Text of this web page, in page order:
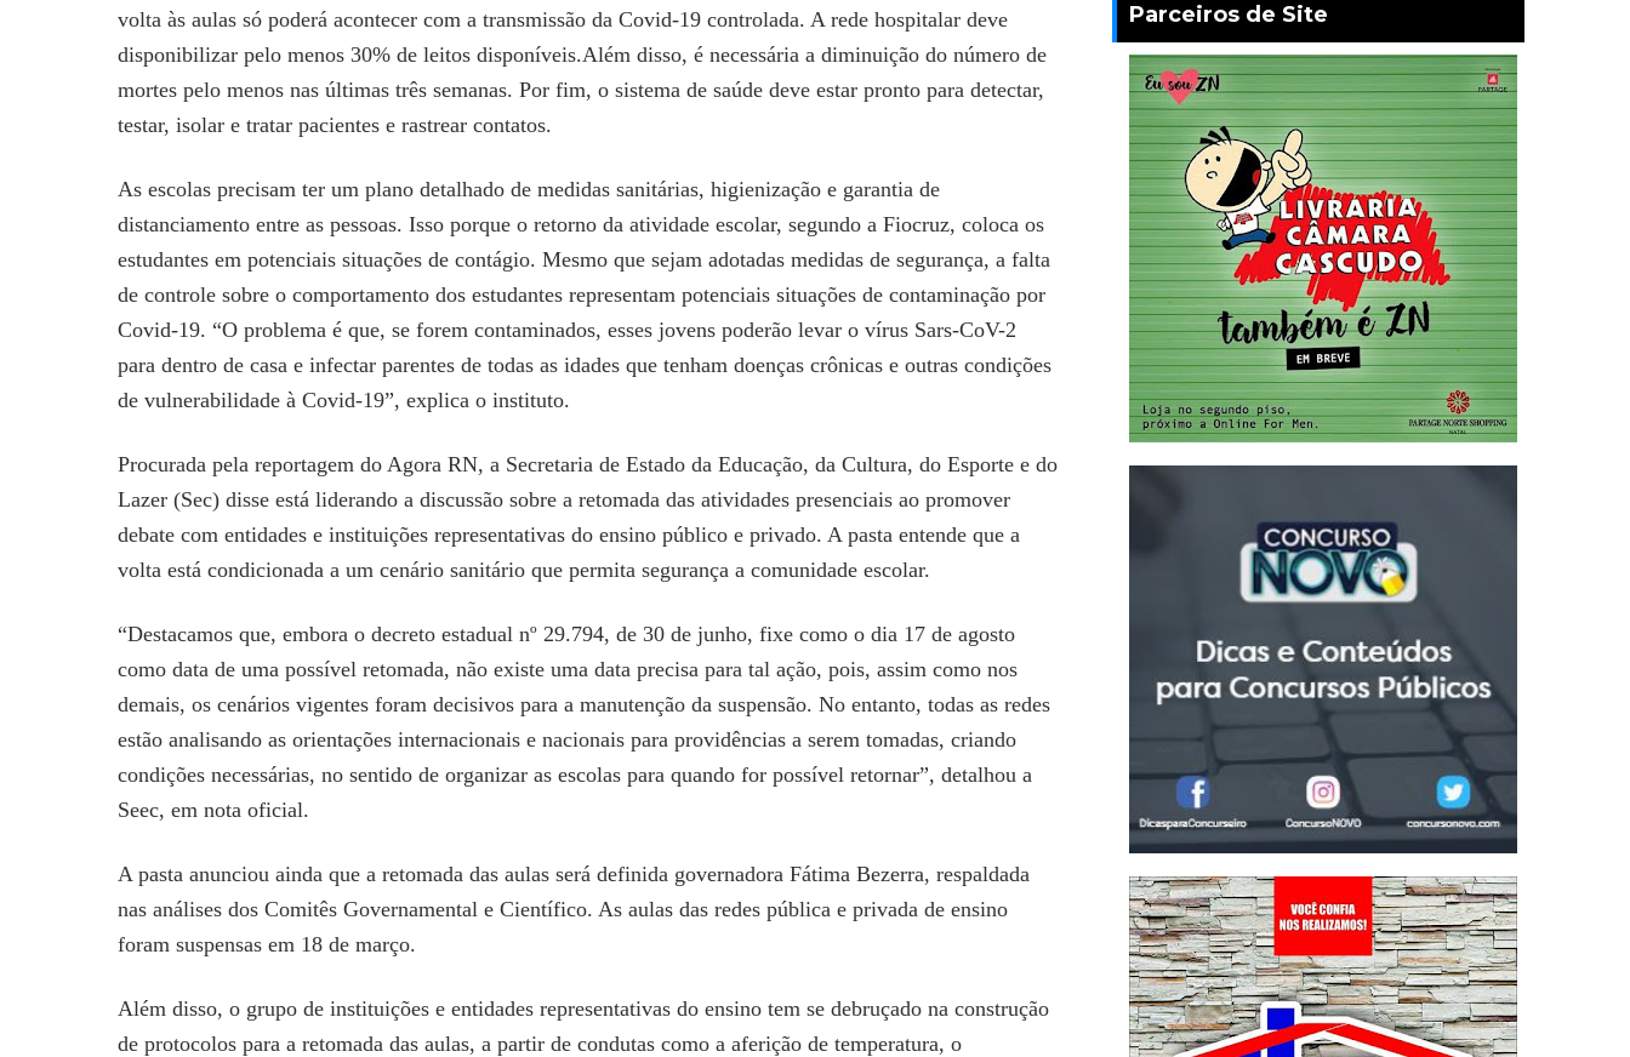
volta às aulas só poderá acontecer com a transmissão da Covid-19 controlada. A rede hospitalar deve
disponibilizar pelo menos 30% de leitos disponíveis.Além disso, é necessária a diminuição do número de
mortes pelo menos nas últimas três semanas. Por fim, o sistema de saúde deve estar pronto para detectar,
testar, isolar e tratar pacientes e rastrear contatos.
As escolas precisam ter um plano detalhado de medidas sanitárias, higienização e garantia de
distanciamento entre as pessoas. Isso porque o retorno da atividade escolar, segundo a Fiocruz, coloca os
estudantes em potenciais situações de contágio. Mesmo que sejam adotadas medidas de segurança, a falta
de controle sobre o comportamento dos estudantes representam potenciais situações de contaminação por
Covid-19. “O problema é que, se forem contaminados, esses jovens poderão levar o vírus Sars-CoV-2
para dentro de casa e infectar parentes de todas as idades que tenham doenças crônicas e outras condições
de vulnerabilidade à Covid-19”, explica o instituto.
Procurada pela reportagem do Agora RN, a Secretaria de Estado da Educação, da Cultura, do Esporte e do
Lazer (Sec) disse está liderando a discussão sobre a retomada das atividades presenciais ao promover
debate com entidades e instituições representativas do ensino público e privado. A pasta entende que a
volta está condicionada a um cenário sanitário que permita segurança a comunidade escolar.
“Destacamos que, embora o decreto estadual nº 29.794, de 30 de junho, fixe como o dia 17 de agosto
como data de uma possível retomada, não existe uma data precisa para tal ação, pois, assim como nos
demais, os cenários vigentes foram decisivos para a manutenção da suspensão. No entanto, todas as redes
estão analisando as orientações internacionais e nacionais para providências a serem tomadas, criando
condições necessárias, no sentido de organizar as escolas para quando for possível retornar”, detalhou a
Seec, em nota oficial.
A pasta anunciou ainda que a retomada das aulas será definida governadora Fátima Bezerra, respaldada
nas análises dos Comitês Governamental e Científico. As aulas das redes pública e privada de ensino
foram suspensas em 18 de março.
Além disso, o grupo de instituições e entidades representativas do ensino tem se debruçado na construção
de protocolos para a retomada das aulas, a partir de condutas como a aferição de temperatura, o
Parceiros de Site